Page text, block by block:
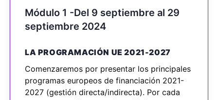
Módulo 1 -Del 9 septiembre al 29
septiembre 2024
LA PROGRAMACIÓN UE 2021-2027
Comenzaremos por presentar los principales
programas europeos de financiación 2021-
2027 (gestión directa/indirecta). Por cada